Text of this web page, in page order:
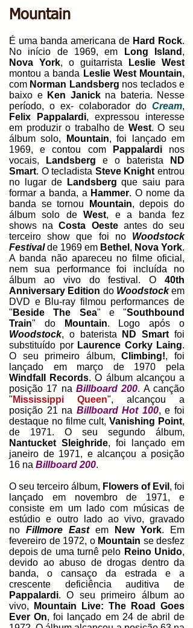
Mountain
É uma banda americana de Hard Rock.
No início de 1969, em
Long Island ,
Nova York, o guitarrista
Leslie West
montou a banda Leslie West Mountain,
com Norman Landsberg nos teclados e
baixo e Ken Janickna bateria. Nesse
período, o ex- colaborador do Cream,
Felix Pappalardi, expressou interesse
em produzir o trabalho de West. O seu
álbum solo,
Mountain, foi lançado em
1969, e contou com
Pappalardinos
vocais,
Landsberg e o baterista
ND
Smart. O tecladista Steve Knight entrou
no lugar de
Landsberg que saiu para
formar a banda, a Hammer. O nome da
banda se tornou
Mountain, depois do
álbum solo deWest, e a banda fez
shows naCosta Oesteantes do seu
terceiro show que foi no Woodstock
Festivalde 1969 em Bethel , Nova York.
A banda não apareceu no filme oficial,
nem sua performance foi incluída no
álbum ao vivo do festival. O 40th
Anniversary Edition do Woodstockem
DVD e Blu-ray filmou performances de
" Beside The Sea" e "Southbound
Train" do Mountain. Logo após o
Woodstock, o baterista ND Smart foi
substituído por Laurence Corky Laing.
O seu primeiro álbum, Climbing!, foi
lançado em março de 1970 pela
Windfall Records. O álbum alcançou a
posição 17 na Billboard 200. A canção
" Mississippi Queen", alcançou a
posição 21 na BillboardHot 100, e foi
destaque no filme cult,Vanishing Point,
de 1971. O seu segundo álbum,
Nantucket Sleighride, foi lançado em
janeiro de 1971, e alcançou a posição
16 na Billboard 200.
O seu terceiro álbum, Flowers of Evil , foi
lançado em novembro de 1971, e
consiste em um lado com músicas de
estúdio e outro lado ao vivo, gravado
no Fillmore Eastem New York. Em
fevereiro de 1972, o Mountain se desfez
depois de uma turnê pelo Reino Unido,
devido ao abuso de drogas dentro da
banda, o cansaço da estrada e a
crescente deficiência auditiva de
Pappalardi. O seu primeiro álbum ao
vivo,
Mountain Live: The Road Goes
Ever On, foi lançado em 24 de abril de